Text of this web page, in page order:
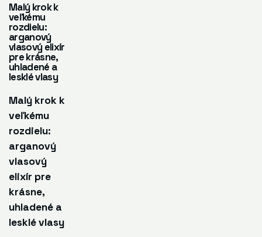
Malý krok k
veľkému
rozdielu:
arganový
vlasový elixír
pre krásne,
uhladené a
lesklé vlasy
Malý krok k
veľkému
rozdielu:
arganový
vlasový
elixír pre
krásne,
uhladené a
lesklé vlasy